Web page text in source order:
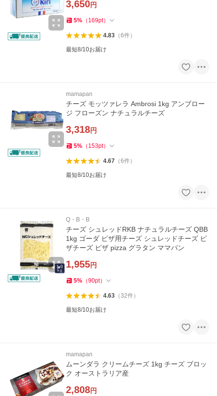
3,650円
5% （ 169pt）
4.83（6件）
最短8/10お届け
mamapan
チーズ モッツァレラ Ambrosi 1kg アンブロー
ジ フローズン ナチュラルチーズ
3,318円
5% （ 153pt）
4.67（6件）
最短8/10お届け
Q・B・B
チーズ シュレッドRKB ナチュラルチーズ QBB
1kg ゴーダ ピザ用チーズ シュレッドチーズ ピ
ザチーズ ピザ pizza グラタン ママパン
1,955円
5% （90pt）
4.63（32件）
最短8/10お届け
mamapan
ムーンダラ クリームチーズ 1kg チーズ ブロッ
ク オーストラリア産
2,808円